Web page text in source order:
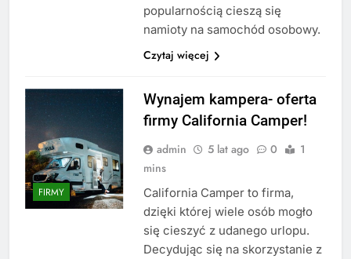
popularnością cieszą się
namioty na samochód osobowy.
Czytaj więcej
FIRMY
Wynajem kampera- oferta
firmy California Camper!
admin 5 lat ago 0
1
mins
California Camper to firma,
dzięki której wiele osób mogło
się cieszyć z udanego urlopu.
Decydując się na skorzystanie z